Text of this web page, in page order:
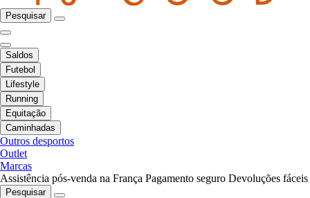
Pesquisar
Saldos
Futebol
Lifestyle
Running
Equitação
Caminhadas
Outros desportos
Outlet
Marcas
Assistência pós-venda na França Pagamento seguro Devoluções fáceis
Pesquisar